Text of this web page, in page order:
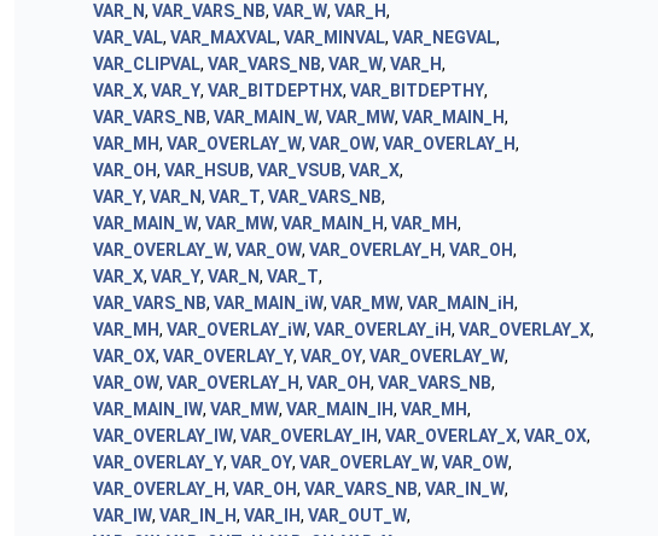
VAR_N, VAR_VARS_NB, VAR_W, VAR_H,
VAR_VAL, VAR_MAXVAL, VAR_MINVAL, VAR_NEGVAL,
VAR_CLIPVAL, VAR_VARS_NB, VAR_W, VAR_H,
VAR_X, VAR_Y, VAR_BITDEPTHX, VAR_BITDEPTHY,
VAR_VARS_NB, VAR_MAIN_W, VAR_MW, VAR_MAIN_H,
VAR_MH, VAR_OVERLAY_W, VAR_OW, VAR_OVERLAY_H,
VAR_OH, VAR_HSUB, VAR_VSUB, VAR_X,
VAR_Y, VAR_N, VAR_T, VAR_VARS_NB,
VAR_MAIN_W, VAR_MW, VAR_MAIN_H, VAR_MH,
VAR_OVERLAY_W, VAR_OW, VAR_OVERLAY_H, VAR_OH,
VAR_X, VAR_Y, VAR_N, VAR_T,
VAR_VARS_NB, VAR_MAIN_iW, VAR_MW, VAR_MAIN_iH,
VAR_MH, VAR_OVERLAY_iW, VAR_OVERLAY_iH, VAR_OVERLAY_X,
VAR_OX, VAR_OVERLAY_Y, VAR_OY, VAR_OVERLAY_W,
VAR_OW, VAR_OVERLAY_H, VAR_OH, VAR_VARS_NB,
VAR_MAIN_IW, VAR_MW, VAR_MAIN_IH, VAR_MH,
VAR_OVERLAY_IW, VAR_OVERLAY_IH, VAR_OVERLAY_X, VAR_OX,
VAR_OVERLAY_Y, VAR_OY, VAR_OVERLAY_W, VAR_OW,
VAR_OVERLAY_H, VAR_OH, VAR_VARS_NB, VAR_IN_W,
VAR_IW, VAR_IN_H, VAR_IH, VAR_OUT_W,